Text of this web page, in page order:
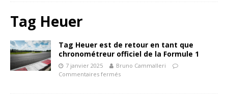
Tag Heuer
Tag Heuer est de retour en tant que
chronométreur officiel de la Formule 1
7 janvier 2025
Bruno Cammalleri
Commentaires fermés